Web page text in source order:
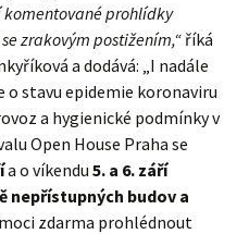
prohlídky
zrakovým postižením,“ říká
a dodává: „I nadále
stavu epidemie koronaviru
a hygienické podmínky v
Open House Praha se
a o víkendu 5. a 6. září
nepřístupných budov a
zdarma prohlédnout